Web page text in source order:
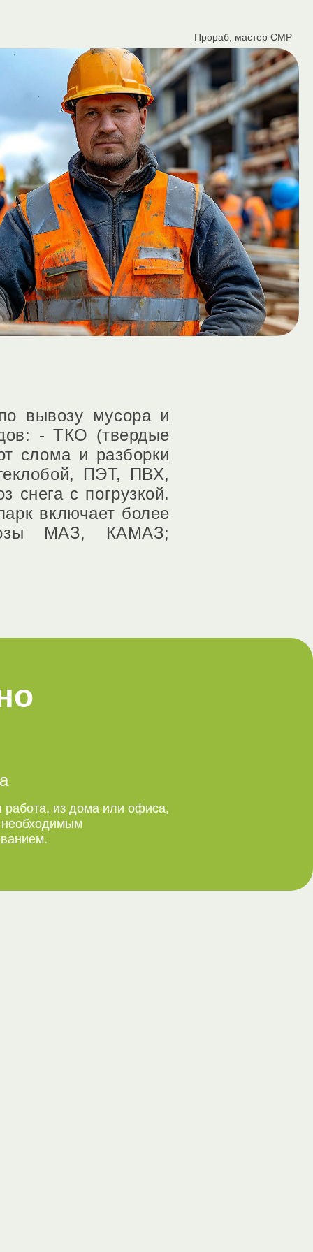
Прораб, мастер СМР
вывозу мусора и
- ТКО (твердые
слома и разборки
ПЭТ, ПВХ,
снега с погрузкой.
включает более
МАЗ, КАМАЗ;
работа, из дома или офиса,